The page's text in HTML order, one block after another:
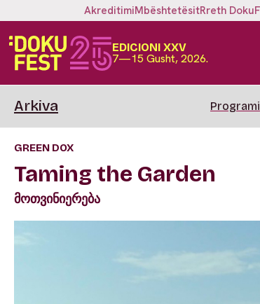
AkreditimiMbështetësitRreth
EDICIONI XXV
7—15 Gusht, 2026.
Arkiva Programi
GREEN DOX
Taming the Garden
მოთვინიერება